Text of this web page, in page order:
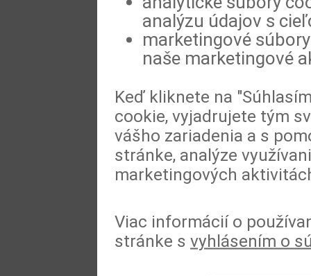
analýzu údajov s
marketingové
naše marketingové
Keď kliknete na
cookie, vyjadrujete tým
vášho zariadenia a s
stránke, analýze
marketingových
Viac informácií o
stránke s vyhlásením o